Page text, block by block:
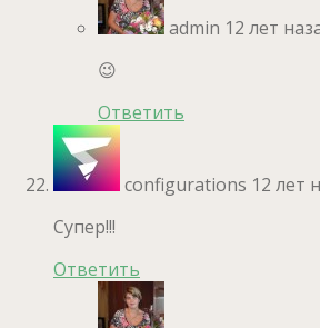
admin 12 лет
😉
Ответить
configurations 12 лет
Супер!!!
Ответить